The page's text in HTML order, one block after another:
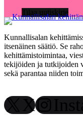
Tilaa uutiskirje
Kunnallisalan
itsenäinen säätiö. Se
kehittämistoimintaa,
tekijöiden ja tutkijoiden
sekä parantaa niiden
X